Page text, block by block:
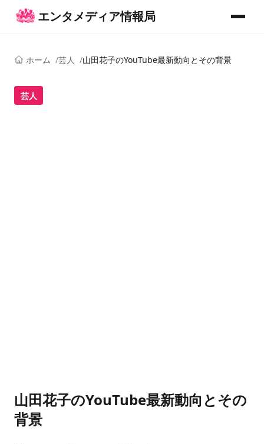
コンテンツへスキップ
エンタメディア情報局 メニュー
ホーム 芸人 山田花子のYouTube最新動向とその背景
芸人
山田花子のYouTube最新動向とその
背景